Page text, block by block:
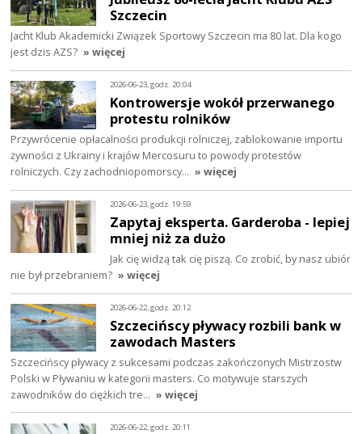
Szczecin
Jacht Klub Akademicki Związek Sportowy Szczecin ma 80 lat. Dla kogo
jest dzis AZS? » więcej
2026-06-23, godz. 20:04
Kontrowersje wokół przerwanego
protestu rolników
Przywrócenie opłacalności produkcji rolniczej, zablokowanie importu
żywności z Ukrainy i krajów Mercosuru to powody protestów
rolniczych. Czy zachodniopomorscy… » więcej
2026-06-23, godz. 19:59
Zapytaj eksperta. Garderoba - lepiej
mniej niż za dużo
Jak cię widzą tak cię piszą. Co zrobić, by nasz ubiór
nie był przebraniem? » więcej
2026-06-22, godz. 20:12
Szczecińscy pływacy rozbili bank w
zawodach Masters
Szczecińscy pływacy z sukcesami podczas zakończonych Mistrzostw
Polski w Pływaniu w kategorii masters. Co motywuje starszych
zawodników do ciężkich tre… » więcej
2026-06-22, godz. 20:11